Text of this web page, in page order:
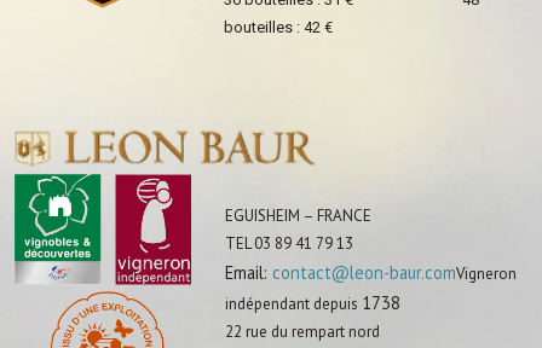
bouteilles : 42 €
EGUISHEIM – FRANCE
TEL 03 89 41 79 13
Email: contact@leon-baur.comVigneron
indépendant depuis 1738
22 rue du rempart nord